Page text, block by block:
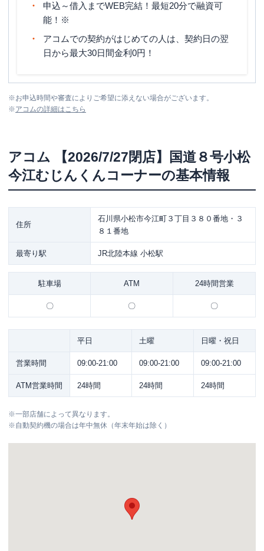
申込～借入までWEB完結！最短20分で融資可
能！※
アコムでの契約がはじめての人は、契約日の翌
日から最大30日間金利0円！
※お申込時間や審査によりご希望に添えない場合がございます。
※アコムの詳細はこちら
アコム
【2026/7/27閉店】国道８号小松
今江むじんくんコーナーの基本情報
住所
石川県小松市今江町３丁目３８０番地・３
８１番地
最寄り駅 JR北陸本線 小松駅
駐車場 ATM 24時間営業
〇 〇 〇
平日 土曜 日曜・祝日
営業時間 09:00-21:00 09:00-21:00 09:00-21:00
ATM営業時間 24時間 24時間 24時間
※一部店舗によって異なります。
※自動契約機の場合は年中無休（年末年始は除く）